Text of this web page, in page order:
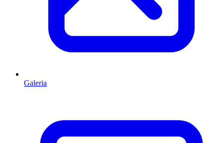
Galeria